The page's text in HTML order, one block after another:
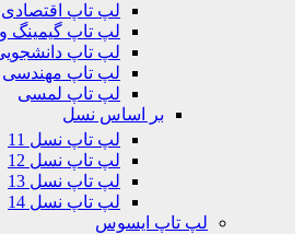
لپ تاپ اقتصادی
لپ تاپ گیمینگ
لپ تاپ
لپ تاپ مهندسی
لپ تاپ لمسی
بر اساس نسل
لپ تاپ نسل 11
لپ تاپ نسل 12
لپ تاپ نسل 13
لپ تاپ نسل 14
لپ تاپ ایسوس